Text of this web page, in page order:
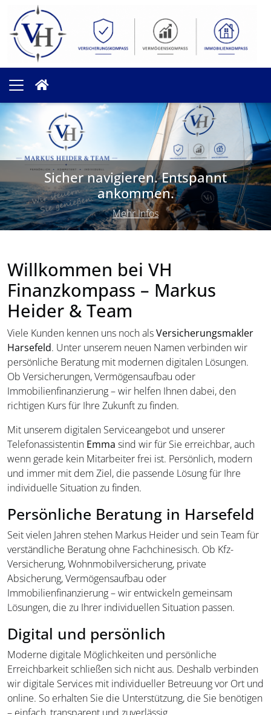
Sicher navigieren. Entspannt
ankommen.
Mehr Infos
Willkommen bei VH
Finanzkompass – Markus
Heider & Team
Viele Kunden kennen uns noch alsVersicherungsmakler
Harsefeld. Unter unserem neuen Namen verbinden wir
persönliche Beratung mit modernen digitalen Lösungen.
Ob Versicherungen, Vermögensaufbau oder
Immobilienfinanzierung – wir helfen Ihnen dabei, den
richtigen Kurs für Ihre Zukunft zu finden.
Mit unserem digitalen Serviceangebot und unserer
Telefonassistentin Emma sind wir für Sie erreichbar, auch
wenn gerade kein Mitarbeiter frei ist. Persönlich, modern
und immer mit dem Ziel, die passende Lösung für Ihre
individuelle Situation zu finden.
Persönliche Beratung in Harsefeld
Seit vielen Jahren stehen Markus Heider und sein Team für
verständliche Beratung ohne Fachchinesisch. Ob Kfz-
Versicherung, Wohnmobilversicherung, private
Absicherung, Vermögensaufbau oder
Immobilienfinanzierung – wir entwickeln gemeinsam
Lösungen, die zu Ihrer individuellen Situation passen.
Digital und persönlich
Moderne digitale Möglichkeiten und persönliche
Erreichbarkeit schließen sich nicht aus. Deshalb verbinden
wir digitale Services mit individueller Betreuung vor Ort und
online. So erhalten Sie die Unterstützung, die Sie benötigen